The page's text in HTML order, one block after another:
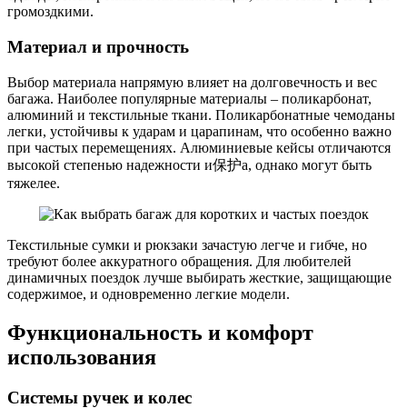
громоздкими.
Материал и прочность
Выбор материала напрямую влияет на долговечность и вес
багажа. Наиболее популярные материалы – поликарбонат,
алюминий и текстильные ткани. Поликарбонатные чемоданы
легки, устойчивы к ударам и царапинам, что особенно важно
при частых перемещениях. Алюминиевые кейсы отличаются
высокой степенью надежности и保护а, однако могут быть
тяжелее.
Текстильные сумки и рюкзаки зачастую легче и гибче, но
требуют более аккуратного обращения. Для любителей
динамичных поездок лучше выбирать жесткие, защищающие
содержимое, и одновременно легкие модели.
Функциональность и комфорт
использования
Системы ручек и колес